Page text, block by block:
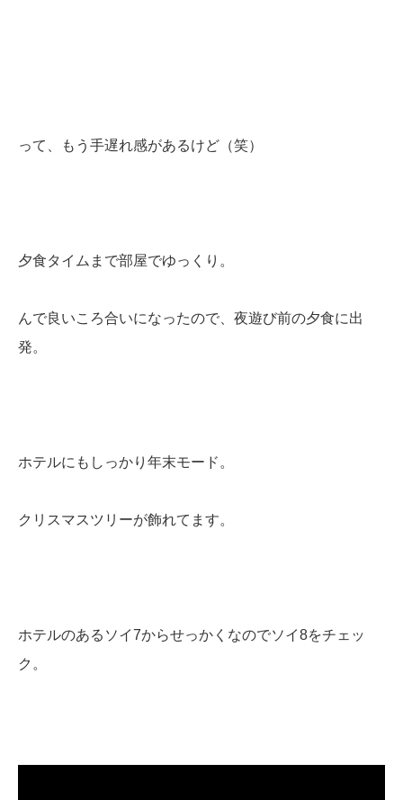
って、もう手遅れ感があるけど（笑）
夕食タイムまで部屋でゆっくり。
んで良いころ合いになったので、夜遊び前の夕食に出
発。
ホテルにもしっかり年末モード。
クリスマスツリーが飾れてます。
ホテルのあるソイ7からせっかくなのでソイ8をチェッ
ク。